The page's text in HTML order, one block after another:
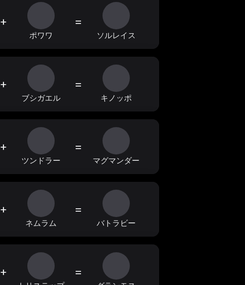
+
ポワワ
=
ソルレイス
+
ブシガエル
=
キノッポ
+
ツンドラー
=
マグマンダー
+
ネムラム
=
バトラビー
+ =